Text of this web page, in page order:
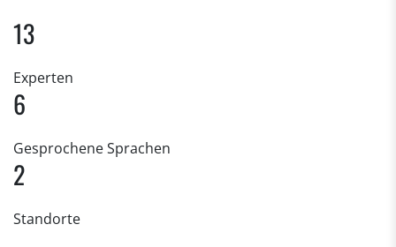
13
Experten
6
Gesprochene Sprachen
2
Standorte